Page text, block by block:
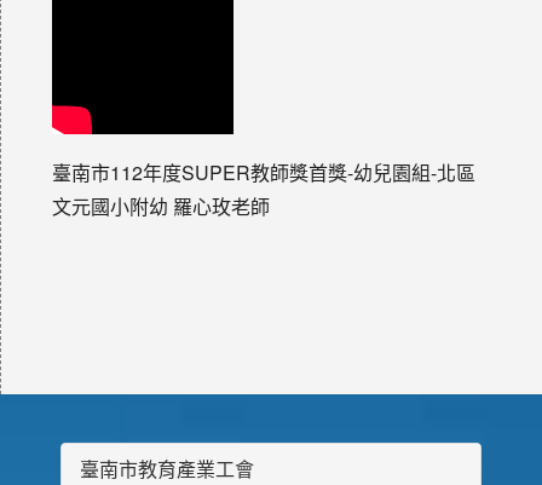
臺南市112年度SUPER教師獎首獎-幼兒園組-北區
文元國小附幼 羅心玫老師
臺南市教育產業工會